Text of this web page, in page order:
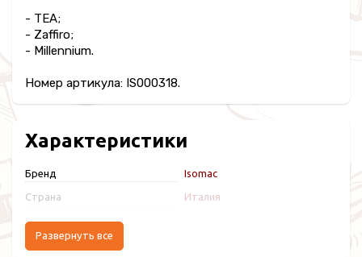
- TEA;
- Zaffiro;
- Millennium.
Номер артикула: IS000318.
Характеристики
Бренд Isomac
Страна Италия
Развернуть все